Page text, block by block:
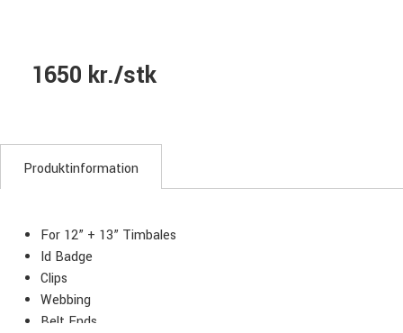
1650 kr./stk
Produktinformation
For 12” + 13” Timbales
Id Badge
Clips
Webbing
Belt Ends